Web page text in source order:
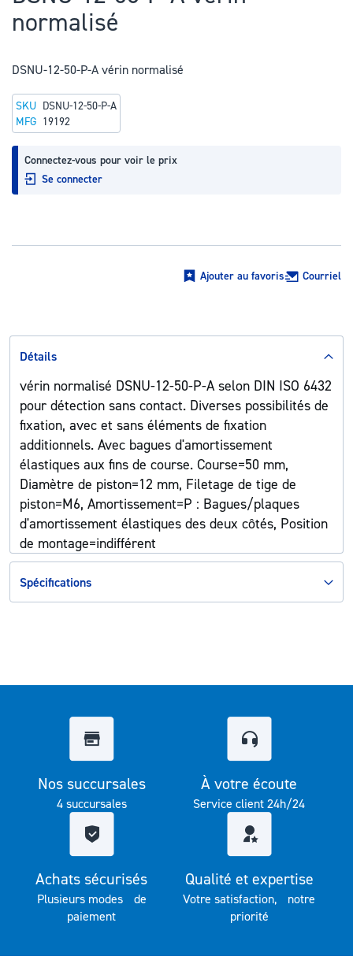
début
la
d’images
normalisé
DSNU-12-50-P-A vérin normalisé
Connectez-vous pour voir le prix
Se connecter
SKU DSNU-12-50-P-A
MFG 19192
Ajouter au favoris Courriel
Détails
vérin normalisé DSNU-12-50-P-A selon DIN ISO 6432
pour détection sans contact. Diverses possibilités de
fixation, avec et sans éléments de fixation
additionnels. Avec bagues d'amortissement
élastiques aux fins de course. Course=50 mm,
Diamètre de piston=12 mm, Filetage de tige de
piston=M6, Amortissement=P : Bagues/plaques
d'amortissement élastiques des deux côtés, Position
de montage=indifférent
Spécifications
Nos succursales
4 succursales
À votre écoute
Service client 24h/24
Achats sécurisés
Plusieurs modes de
paiement
Qualité et expertise
Votre satisfaction, notre
priorité